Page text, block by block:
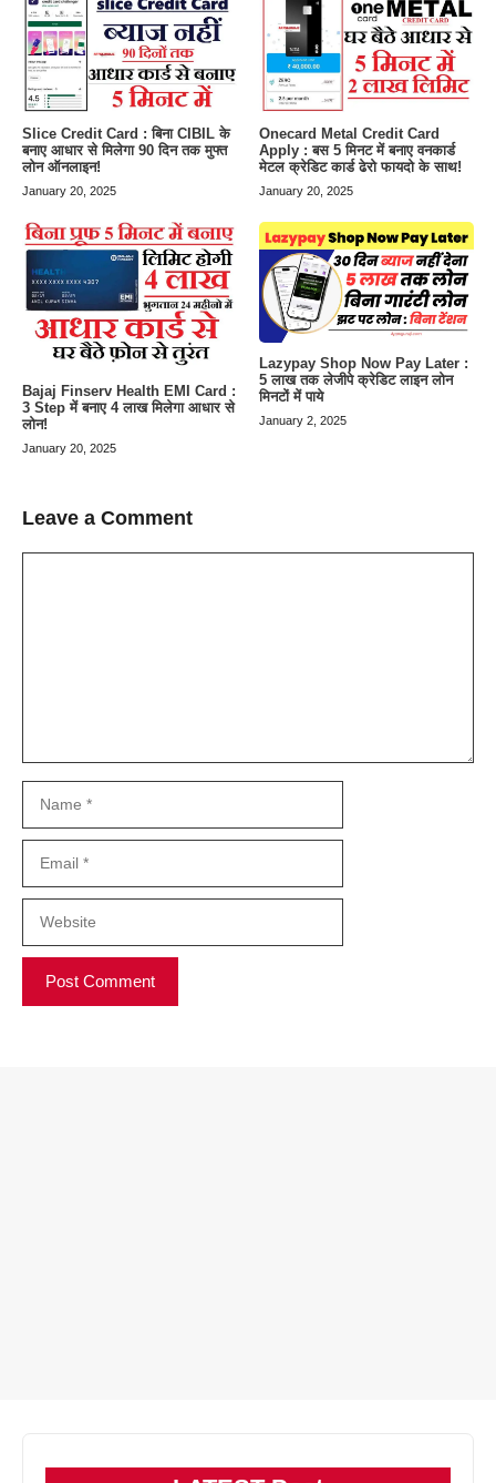
Slice Credit Card : बिना CIBIL के
बनाए आधार से मिलेगा 90 दिन तक मुफ्त
लोन ऑनलाइन!
January 20, 2025
Onecard Metal Credit Card
Apply : बस 5 मिनट में बनाए वनकार्ड
मेटल क्रेडिट कार्ड ढेरो फायदो के साथ!
January 20, 2025
Bajaj Finserv Health EMI Card :
3 Step में बनाए 4 लाख मिलेगा आधार से
लोन!
January 20, 2025
Lazypay Shop Now Pay Later :
5 लाख तक लेजीपे क्रेडिट लाइन लोन
मिनटों में पाये
January 2, 2025
Leave a Comment